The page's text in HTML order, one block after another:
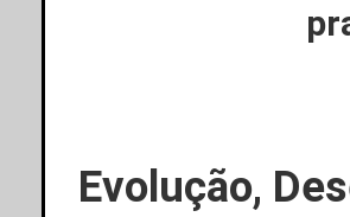
Evolução,